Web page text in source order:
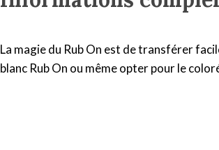
La magie du Rub On est de transférer
blanc Rub On ou même opter pour le